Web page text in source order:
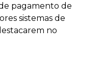
pagamento de
sistemas de
no